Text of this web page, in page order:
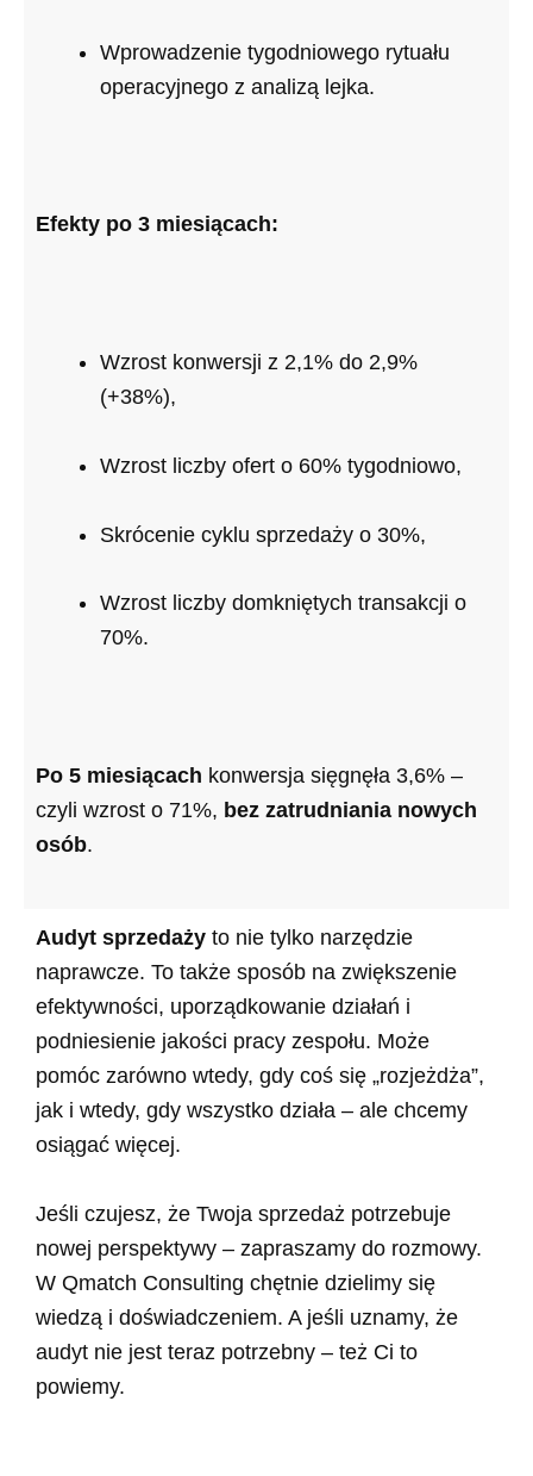
Wprowadzenie tygodniowego rytuału
operacyjnego z analizą lejka.
Efekty po 3 miesiącach:
Wzrost konwersji z 2,1% do 2,9%
(+38%),
Wzrost liczby ofert o 60% tygodniowo,
Skrócenie cyklu sprzedaży o 30%,
Wzrost liczby domkniętych transakcji o
70%.
Po 5 miesiącach konwersja sięgnęła 3,6% –
czyli wzrost o 71%, bez zatrudniania nowych
osób.
Audyt sprzedaży to nie tylko narzędzie
naprawcze. To także sposób na zwiększenie
efektywności, uporządkowanie działań i
podniesienie jakości pracy zespołu. Może
pomóc zarówno wtedy, gdy coś się „rozjeżdża”,
jak i wtedy, gdy wszystko działa – ale chcemy
osiągać więcej.
Jeśli czujesz, że Twoja sprzedaż potrzebuje
nowej perspektywy – zapraszamy do rozmowy.
W Qmatch Consulting chętnie dzielimy się
wiedzą i doświadczeniem. A jeśli uznamy, że
audyt nie jest teraz potrzebny – też Ci to
powiemy.